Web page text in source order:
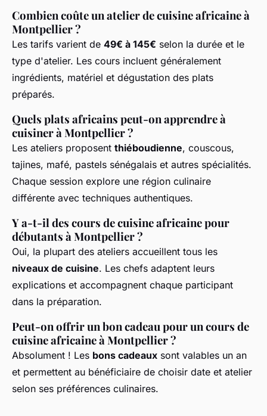
Combien coûte un atelier de cuisine africaine à
Montpellier ?
Les tarifs varient de 49€ à 145€ selon la durée et le
type d'atelier. Les cours incluent généralement
ingrédients, matériel et dégustation des plats
préparés.
Quels plats africains peut-on apprendre à
cuisiner à Montpellier ?
Les ateliers proposent thiéboudienne, couscous,
tajines, mafé, pastels sénégalais et autres spécialités.
Chaque session explore une région culinaire
différente avec techniques authentiques.
Y a-t-il des cours de cuisine africaine pour
débutants à Montpellier ?
Oui, la plupart des ateliers accueillent tous les
niveaux de cuisine. Les chefs adaptent leurs
explications et accompagnent chaque participant
dans la préparation.
Peut-on offrir un bon cadeau pour un cours de
cuisine africaine à Montpellier ?
Absolument ! Les bons cadeaux sont valables un an
et permettent au bénéficiaire de choisir date et atelier
selon ses préférences culinaires.